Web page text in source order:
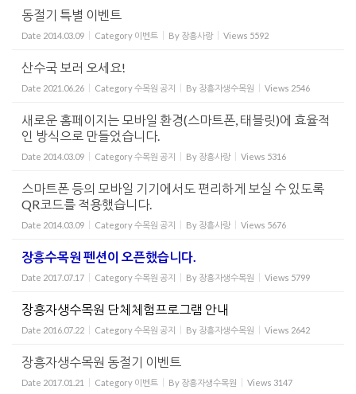
동절기 특별 이벤트
Date 2014.03.09 Category 이벤트 By 장흥사랑 Views 5592
산수국 보러 오세요!
Date 2021.06.26 Category수목원 공지 By 장흥자생수목원 Views 2546
새로운 홈페이지는 모바일 환경(스마트폰, 태블릿)에 효율적
인 방식으로 만들었습니다.
Date 2014.03.09 Category수목원 공지 By 장흥사랑 Views 5316
스마트폰 등의 모바일 기기에서도 편리하게 보실 수 있도록
QR코드를 적용했습니다.
Date 2014.03.09 Category수목원 공지 By 장흥사랑 Views 5676
장흥수목원 펜션이 오픈했습니다.
Date 2017.07.17 Category수목원 공지 By 장흥자생수목원 Views 5799
장흥자생수목원 단체체험프로그램 안내
Date 2016.07.22 Category수목원 공지 By 장흥자생수목원 Views 2642
장흥자생수목원 동절기 이벤트
Date 2017.01.21 Category 이벤트 By 장흥자생수목원 Views 3147